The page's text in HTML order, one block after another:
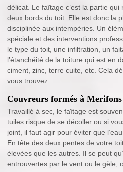
délicat. Le faîtage c’est la partie
deux bords du toit. Elle est donc la
disciplinée aux intempéries. Un
spéciale et des interventions
le type du toit, une infiltration, un
l’étanchéité de la toiture qui est en
ciment, zinc, terre cuite, etc. Cela
vous trouvez.
Couvreurs formés à Merifons
Travaillé à sec, le faîtage est
tuiles risque de se décoller ou si
joint, il faut agir pour éviter que
En tête des deux pentes de votre
élevées que les autres. Il se peut
entrouvertes par le vent ou le gèle,